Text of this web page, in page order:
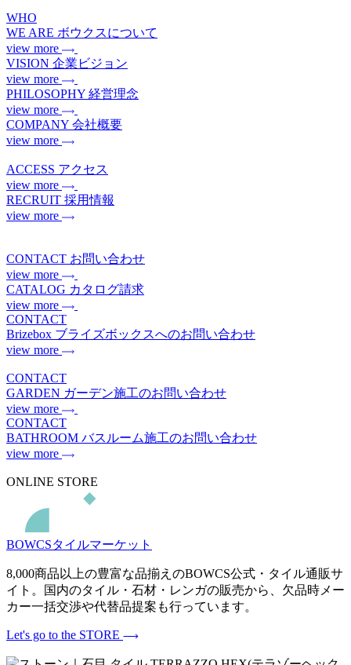
WHO
WE ARE ボウクスについて
view more
VISION 企業ビジョン
view more
PHILOSOPHY 経営理念
view more
COMPANY 会社概要
view more
ACCESS アクセス
view more
RECRUIT 採用情報
view more
CONTACT お問い合わせ
view more
CATALOG カタログ請求
view more
CONTACT
Brizebox ブライズボックスへのお問い合わせ
view more
CONTACT
GARDEN ガーデン施工のお問い合わせ
view more
CONTACT
BATHROOM バスルーム施工のお問い合わせ
view more
ONLINE STORE
BOWCSタイルマーケット
8,000商品以上の豊富な品揃えのBOWCS公式・タイル通販サ
イト。国内のタイル・石材・レンガの販売から、欠品時メー
カー一括交渉や代替品提案も行っています。
Let's go to the STORE